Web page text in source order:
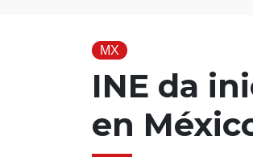
MX
INE da
en